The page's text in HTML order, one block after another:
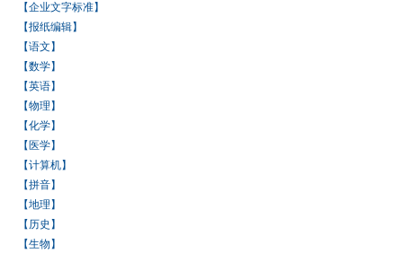
【企业文字标准】
【报纸编辑】
【语文】
【数学】
【英语】
【物理】
【化学】
【医学】
【计算机】
【拼音】
【地理】
【历史】
【生物】